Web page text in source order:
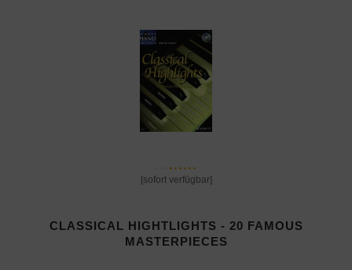
[sofort verfügbar]
CLASSICAL HIGHTLIGHTS - 20 FAMOUS
MASTERPIECES